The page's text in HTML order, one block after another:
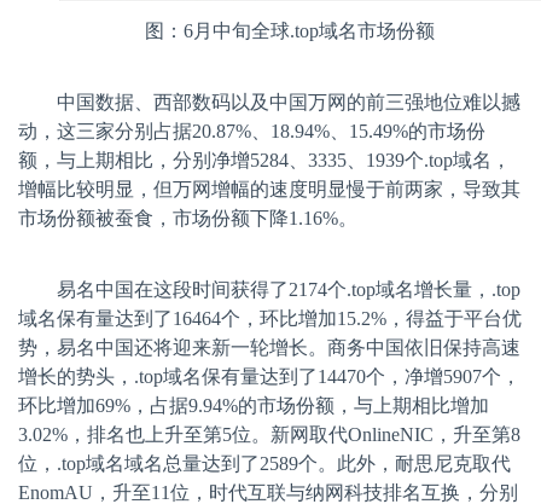
图： 6月中旬全球.top域名市场份额
中国数据、西部数码以及中国万网的前三强地位难以撼
动，这三家分别占据20.87% 18.94% 15.49%的市场份
额，与上期相比，分别净增5284 3335 1939个.top域名，
增幅比较明显，但万网增幅的速度明显慢于前两家，导致其
市场份额被蚕食，市场份额下降1.16%。
易名中国在这段时间获得了2174个.top域名增长量， .top
域名保有量达到了16464个，环比增加15.2% ，得益于平台优
势，易名中国还将迎来新一轮增长。商务中国依旧保持高速
增长的势头， .top域名保有量达到了14470个，净增5907个，
环比增加69% ，占据9.94%的市场份额，与上期相比增加
3.02% ，排名也上升至第5位。新网取代OnlineNIC ，升至第8
位， .top域名域名总量达到了2589个。此外，耐思尼克取代
EnomAU ，升至11位，时代互联与纳网科技排名互换，分别